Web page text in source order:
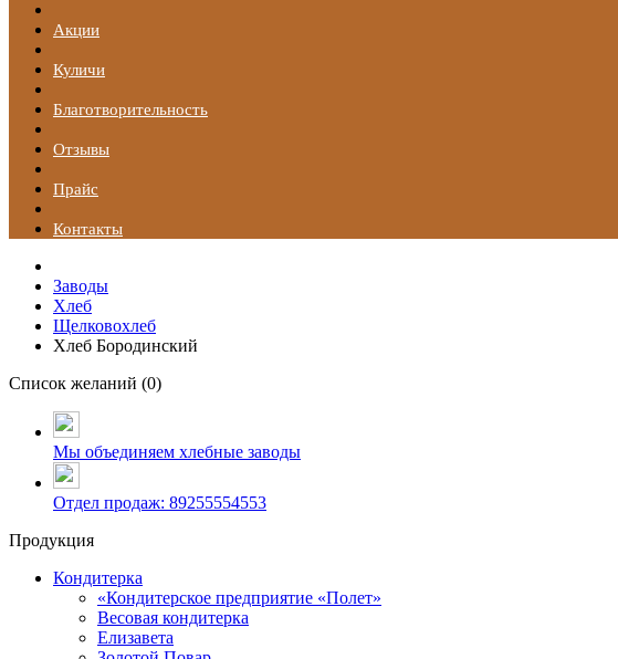
Акции
Куличи
Благотворительность
Отзывы
Прайс
Контакты
Заводы
Хлеб
Щелковохлеб
Хлеб Бородинский
Список желаний (0)
Мы объединяем хлебные заводы
Отдел продаж: 89255554553
Продукция
Кондитерка
«Кондитерское предприятие «Полет»
Весовая кондитерка
Елизавета